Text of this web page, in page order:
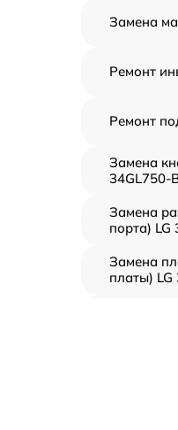
Замена
Ремонт
Ремонт
Замена
34GL750-
Замена
порта) LG
Замена
платы)